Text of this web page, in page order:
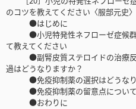
のコツを教えてください〈服部元史〉
●はじめに
●小児特発性ネフローゼ症候群
て教えてください
●副腎皮質ステロイドの治療反
過はどうなりますか？
●免疫抑制薬の選択はどうなり
●免疫抑制薬の留意点について
●おわりに